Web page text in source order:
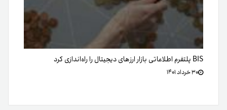
BIS پلتفرم اطلاعاتی بازار ارزهای دیجیتال را راه‌اندازی کرد
۳۰ خرداد ۱۴۰۱